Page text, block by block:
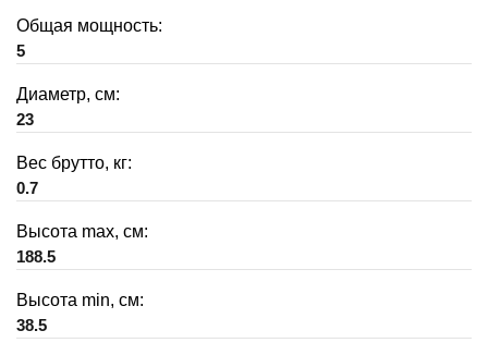
Общая мощность:
5
Диаметр, см:
23
Вес брутто, кг:
0.7
Высота max, см:
188.5
Высота min, см:
38.5